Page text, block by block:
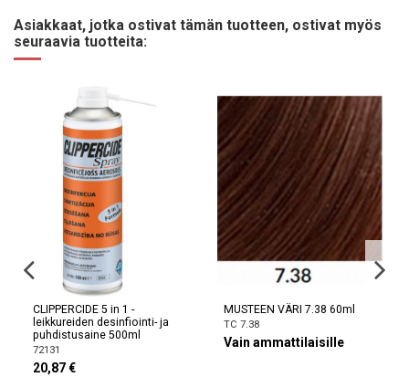
Asiakkaat, jotka ostivat tämän tuotteen, ostivat myös
seuraavia tuotteita:
CLIPPERCIDE 5 in 1 -
leikkureiden desinfiointi- ja
puhdistusaine 500ml
72131
20,87 €
MUSTEEN VÄRI 7.38 60ml
TC 7.38
Vain ammattilaisille